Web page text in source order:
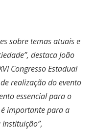
sobre temas atuais e
destaca João
Congresso Estadual
realização do evento
essencial para o
importante para a